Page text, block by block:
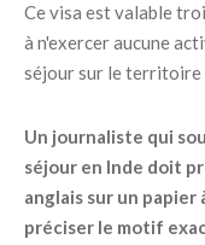
Ce visa est valable
à n'exercer aucune
séjour sur le territoire
Un journaliste qui
séjour en Inde doit
anglais sur un
préciser le motif